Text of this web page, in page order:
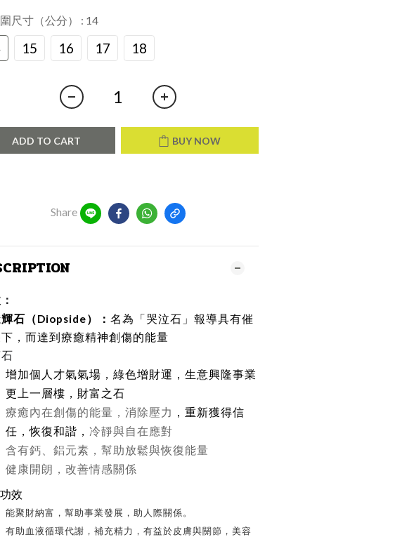
尺寸（公分） : 14
15 16 17 18
ADD TO CART BUY NOW
Share
石（Diopside）： 名為「哭泣石」報導具有催
下，而達到療癒精神創傷的能量
增加個人才氣氣場，綠色增財運，生意興隆事業
更上一層樓，財富之石
療癒內在創傷的能量，消除壓力 ，重新獲得信
任，恢復和諧， 冷靜與自在應對
含有鈣、鋁元素，幫助放鬆與恢復能量
健康開朗，改善情感關係
效
能聚財納富，幫助事業發展，助人際關係。
有助血液循環代謝，補充精力，有益於皮膚與關節，美容